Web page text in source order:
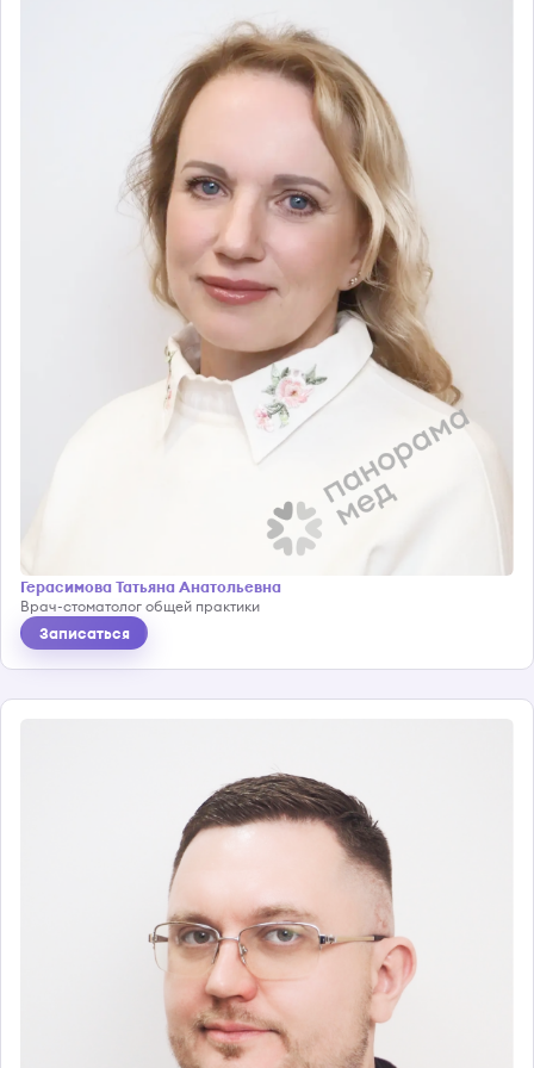
Герасимова Татьяна Анатольевна
Врач-стоматолог общей практики
Записаться